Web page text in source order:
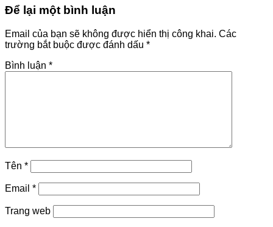
Để lại một bình luận
Email của bạn sẽ không được hiển thị công khai. Các
trường bắt buộc được đánh dấu *
Bình luận *
Tên *
Email *
Trang web